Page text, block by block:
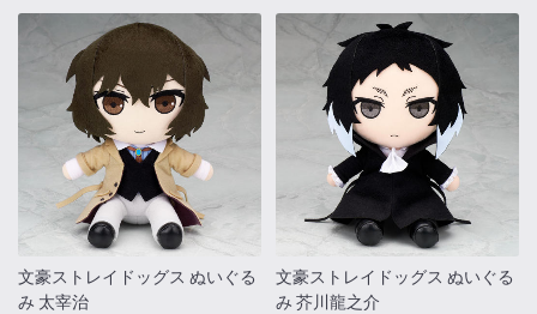
文豪ストレイドッグス ぬいぐる
み 太宰治
文豪ストレイドッグス ぬいぐる
み 芥川龍之介